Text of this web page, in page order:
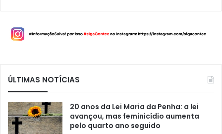
ÚLTIMAS NOTÍCIAS
20 anos da Lei Maria da Penha: a lei
avançou, mas feminicídio aumenta
pelo quarto ano seguido